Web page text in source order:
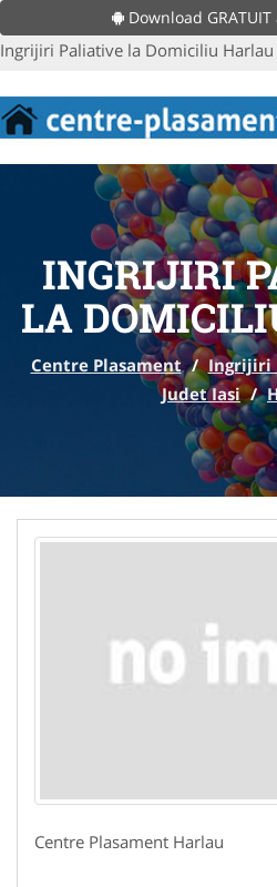
Download
Ingrijiri Paliative la Domiciliu Harlau
INGRIJIRI
LA
Centre Plasament / Ingrijiri
Judet Iasi /
Centre Plasament Harlau